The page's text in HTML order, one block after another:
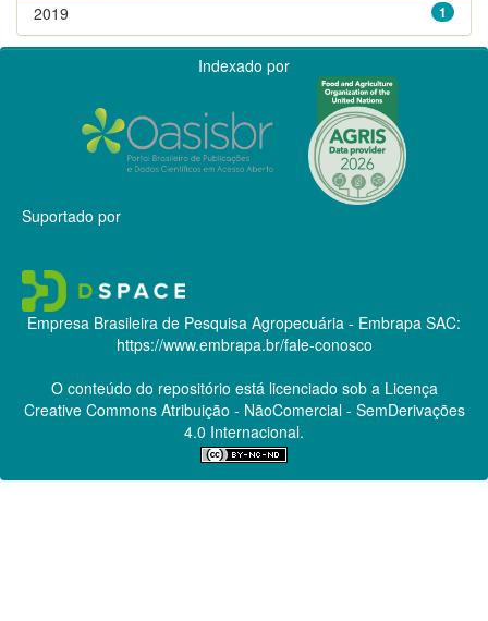
1
2019
Indexado por
Suportado por
Empresa Brasileira de Pesquisa Agropecuária - Embrapa SAC:
https://www.embrapa.br/fale-conosco
O conteúdo do repositório está licenciado sob a Licença
Creative CommonsAtribuição - NãoComercial - SemDerivações
4.0 Internacional.